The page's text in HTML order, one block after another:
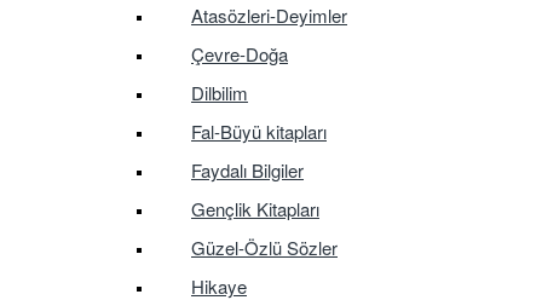
Atasözleri-Deyimler
Çevre-Doğa
Dilbilim
Fal-Büyü kitapları
Faydalı Bilgiler
Gençlik Kitapları
Güzel-Özlü Sözler
Hikaye